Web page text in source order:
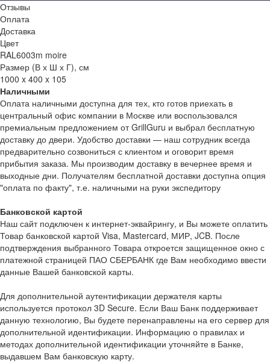
Отзывы
Оплата
Доставка
Цвет
RAL6003m moire
Размер (В х Ш х Г), см
1000 x 400 x 105
Наличными
Оплата наличными доступна для тех, кто готов приехать в
центральный офис компании в Москве или воспользовался
премиальным предложением от GrillGuru и выбрал бесплатную
доставку до двери. Удобство доставки — наш сотрудник всегда
предварительно созвониться с клиентом и оговорит время
прибытия заказа. Мы производим доставку в вечернее время и
выходные дни. Получателям бесплатной доставки доступна опция
"оплата по факту", т.е. наличными на руки экспедитору
Банковской картой
Наш сайт подключен к интернет-эквайрингу, и Вы можете оплатить
Товар банковской картой Visa, Mastercard, МИР, JCB. После
подтверждения выбранного Товара откроется защищенное окно с
платежной страницей ПАО СБЕРБАНК где Вам необходимо ввести
данные Вашей банковской карты.
Для дополнительной аутентификации держателя карты
используется протокол 3D Secure. Если Ваш Банк поддерживает
данную технологию, Вы будете перенаправлены на его сервер для
дополнительной идентификации. Информацию о правилах и
методах дополнительной идентификации уточняйте в Банке,
выдавшем Вам банковскую карту.